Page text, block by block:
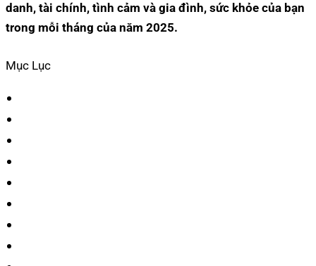
danh, tài chính, tình cảm và gia đình, sức khỏe của bạn
trong mỗi tháng của năm 2025.
Mục Lục